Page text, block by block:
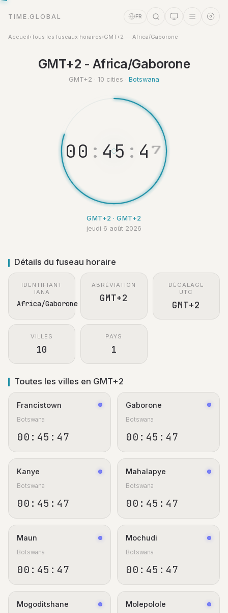
TIME.GLOBAL FR
Accueil›Tous les fuseaux horaires›GMT+2 — Africa/Gaborone
GMT+2 - Africa/Gaborone
GMT+2 · 10 cities · Botswana
00 : 45 : 47
GMT+2 · GMT+2
jeudi 6 août 2026
Détails du fuseau horaire
IDENTIFIANT
IANA
Africa/Gaborone
ABRÉVIATION
GMT+2
DÉCALAGE
UTC
GMT+2
VILLES
10
PAYS
1
Toutes les villes en GMT+2
Francistown
Botswana
00:45:47
Gaborone
Botswana
00:45:47
Kanye
Botswana
00:45:47
Mahalapye
Botswana
00:45:47
Maun
Botswana
00:45:47
Mochudi
Botswana
00:45:47
Mogoditshane Molepolole
Assistant Temps
Online